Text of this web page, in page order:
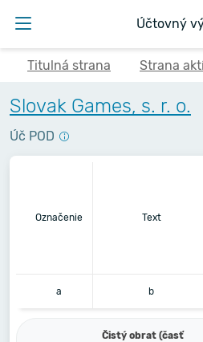
Účtovný
Titulná strana Strana
Slovak Games, s. r. o.
Úč POD
Označenie Text
a b
Čistý obrat (časť